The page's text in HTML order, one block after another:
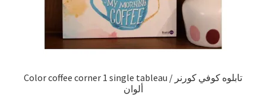
Color coffee corner 1 single tableau / تابلوه كوفي كورنر
ألوان